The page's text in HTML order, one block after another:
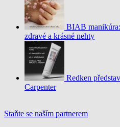
BIAB
zdravé a krásné nehty
Redken
Carpenter
Staňte se naším partnerem